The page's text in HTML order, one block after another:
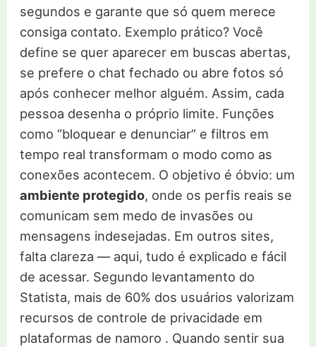
segundos e garante que só quem merece
consiga contato. Exemplo prático? Você
define se quer aparecer em buscas abertas,
se prefere o chat fechado ou abre fotos só
após conhecer melhor alguém. Assim, cada
pessoa desenha o próprio limite. Funções
como “bloquear e denunciar” e filtros em
tempo real transformam o modo como as
conexões acontecem. O objetivo é óbvio: um
ambiente protegido, onde os perfis reais se
comunicam sem medo de invasões ou
mensagens indesejadas. Em outros sites,
falta clareza — aqui, tudo é explicado e fácil
de acessar. Segundo levantamento do
Statista, mais de 60% dos usuários valorizam
recursos de controle de privacidade em
plataformas de namoro . Quando sentir sua